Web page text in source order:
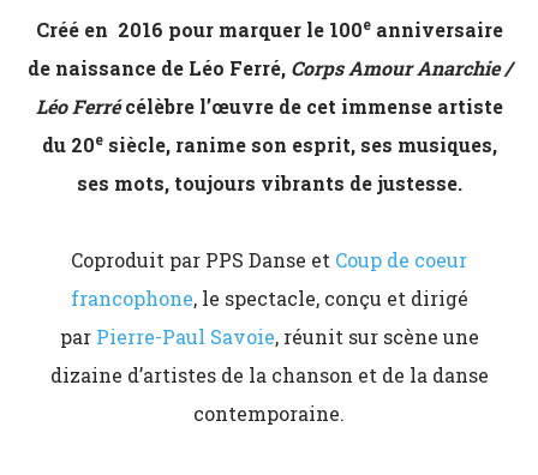
Créé en 2016 pour marquer le 100eanniversaire
de naissance de Léo Ferré, CorpsAmour Anarchie /
Léo Ferrécélèbre l’œuvre de cet immense artiste
du 20esiècle, ranime son esprit, ses musiques,
ses mots, toujours vibrants de justesse.
Coproduit par PPS Danse et Coup de coeur
francophone, le spectacle, conçu et dirigé
par Pierre-Paul Savoie, réunit sur scène une
dizaine d’artistes de la chanson et de la danse
contemporaine.